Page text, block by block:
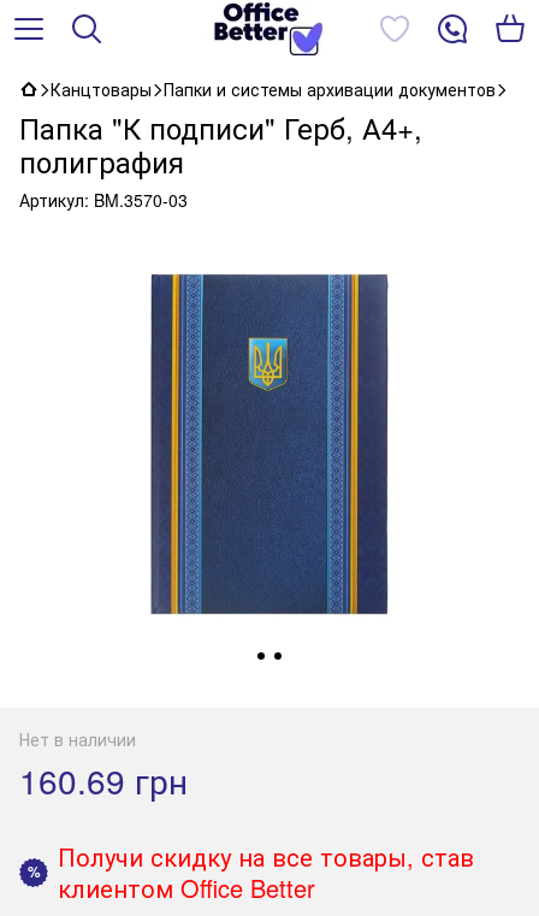
Канцтовары Папки и системы архивации документов
Папка "К подписи" Герб, А4+,
полиграфия
Артикул: BM.3570-03
Нет в наличии
160.69 грн
%
Получи скидку на все товары, став
клиентом Office Better